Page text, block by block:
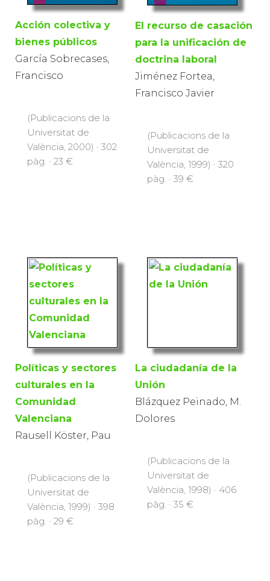
Acción colectiva y
bienes públicos
García Sobrecases,
Francisco
(Publicacions de la
Universitat de
València, 2000) · 302
pàg. · 23 €
El recurso de casación
para la unificación de
doctrina laboral
Jiménez Fortea,
Francisco Javier
(Publicacions de la
Universitat de
València, 1999) · 320
pàg. · 39 €
Políticas y sectores
culturales en la
Comunidad
Valenciana
Rausell Köster, Pau
(Publicacions de la
Universitat de
València, 1999) · 398
pàg. · 29 €
La ciudadanía de la
Unión
Blázquez Peinado, M.
Dolores
(Publicacions de la
Universitat de
València, 1998) · 406
pàg. · 35 €